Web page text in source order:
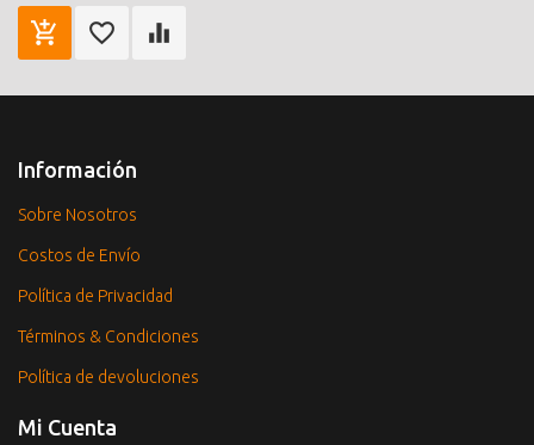
Información
Sobre Nosotros
Costos de Envío
Política de Privacidad
Términos & Condiciones
Política de devoluciones
Mi Cuenta